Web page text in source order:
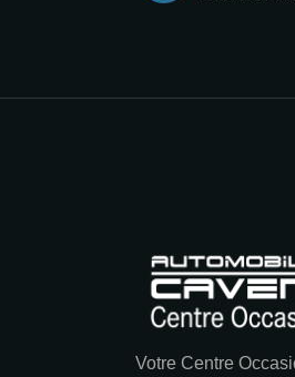
Votre Centre